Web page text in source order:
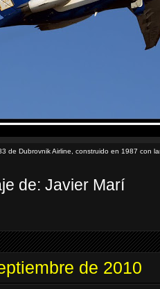
de Dubrovnik Airline, construido en 1987 con
de: Javier Marí
de 2010